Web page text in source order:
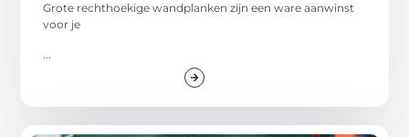
Grote rechthoekige wandplanken zijn een ware aanwinst
voor je